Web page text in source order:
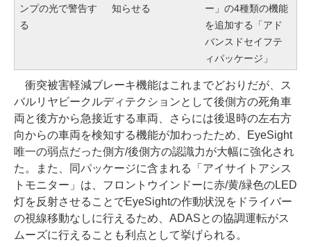
ンプの光で警告す
る
知らせる
ー」の4種類の機能
を追加する「アド
バンスドセイフテ
ィパッケージ」
衝突被害軽減ブレーキ機能はこれまでどおりだが、ス
バルリヤビークルディテクションとして後側方の死角車
両と後方から急接近する車両、さらには後退時の左右方
向からの車両を検知する機能が加わったため、EyeSight
唯一の弱点だった側方/後側方の認識力が大幅に強化され
た。また、同パッケージに含まれる「アイサイトアシス
トモニター」は、フロントウインドーに赤/黄/緑色のLED
灯を反射させることでEyeSightの作動状況をドライバー
の視線移動なしに行えるため、ADASとの協調運転がス
ムーズに行えることも利点として挙げられる。